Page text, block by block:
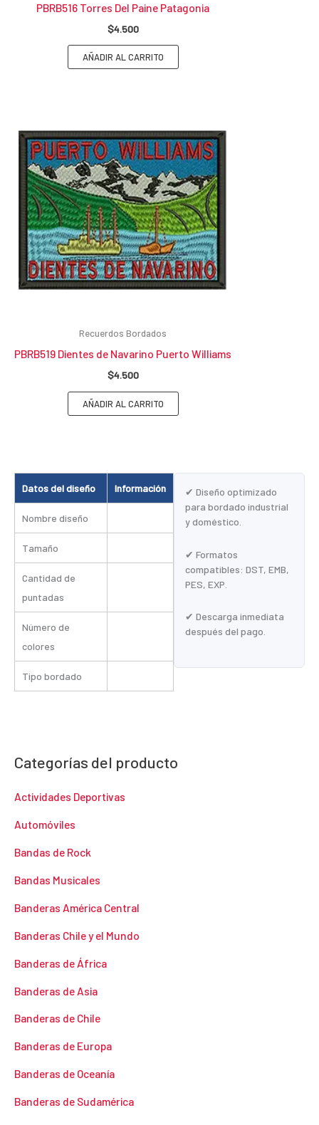
Datos del diseño Información
Nombre diseño
Tamaño
Cantidad de
puntadas
Número de
colores
Tipo bordado
✔ Diseño optimizado
para bordado industrial
y doméstico.
✔ Formatos
compatibles: DST, EMB,
PES, EXP.
✔ Descarga inmediata
después del pago.
PBRB516 Torres Del Paine Patagonia
$4.500
AÑADIR AL CARRITO
Recuerdos Bordados
PBRB519 Dientes de Navarino Puerto Williams
$4.500
AÑADIR AL CARRITO
Categorías del producto
Actividades Deportivas
Automóviles
Bandas de Rock
Bandas Musicales
Banderas América Central
Banderas Chile y el Mundo
Banderas de África
Banderas de Asia
Banderas de Chile
Banderas de Europa
Banderas de Oceanía
Banderas de Sudamérica